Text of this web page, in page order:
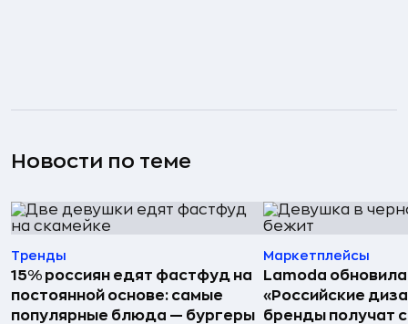
Новости по теме
Тренды
15% россиян едят фастфуд на
постоянной основе: самые
популярные блюда — бургеры
Маркетплейсы
Lamoda
«Российские
бренды получат